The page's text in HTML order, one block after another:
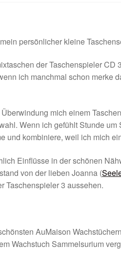
persönlicher kleine
der Taschenspieler
ich manchmal schon merke
mich einem
Wenn ich gefühlt Stunde
und kombiniere, weil ich mich
Einflüsse in der schönen
von der lieben Joanna (
Taschenspieler 3 aussehen.
AuMaison
Wachstuch Sammelsurium